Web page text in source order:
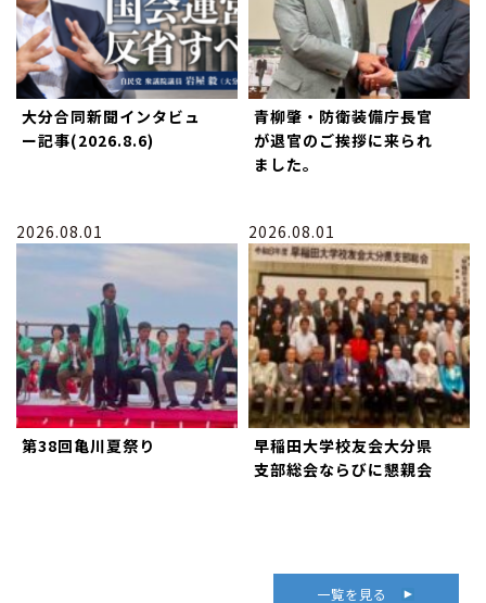
大分合同新聞インタビュ
ー記事(2026.8.6)
青柳肇・防衛装備庁長官
が退官のご挨拶に来られ
ました。
2026.08.01
第38回亀川夏祭り
2026.08.01
早稲田大学校友会大分県
支部総会ならびに懇親会
一覧を見る